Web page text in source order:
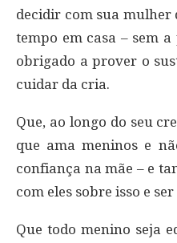
decidir com sua mulher
tempo em casa – sem
obrigado a prover o
cuidar da cria.
Que, ao longo do seu
que ama meninos e
confiança na mãe – e
com eles sobre isso e
Que todo menino seja